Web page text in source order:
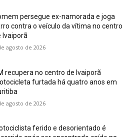
persegue ex-namorada e joga
contra o veículo da vítima no centro
Ivaiporã
agosto de 2026
recupera no centro de Ivaiporã
furtada há quatro anos em
agosto de 2026
ferido e desorientado é